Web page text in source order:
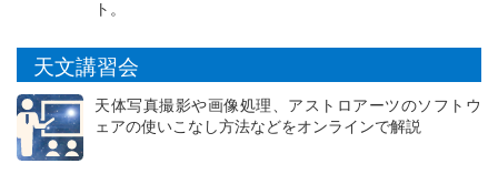
ト。
天文講習会
天体写真撮影や画像処理、アストロアーツのソフトウ
ェアの使いこなし方法などをオンラインで解説